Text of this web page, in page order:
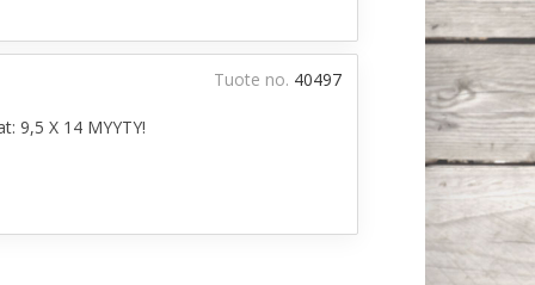
9,5 X 14 MYYTY!
Tuote no. 40497